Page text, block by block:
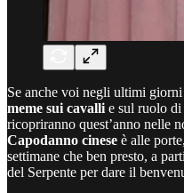
Se anche voi negli ultimi
meme sui cavalli e sul ruolo
ricopriranno quest’anno nelle
Capodanno cinese è alle
settimane che ben presto, a
del Serpente per dare il